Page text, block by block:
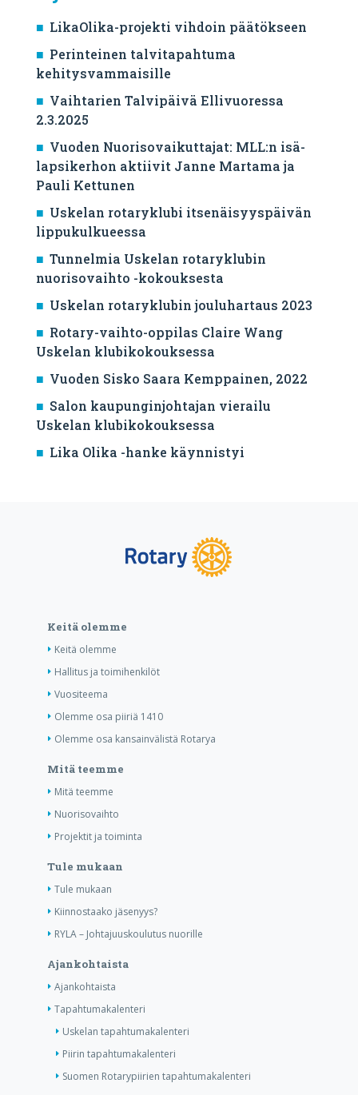
LikaOlika-projekti vihdoin päätökseen
Perinteinen talvitapahtuma
kehitysvammaisille
Vaihtarien Talvipäivä Ellivuoressa
2.3.2025
Vuoden Nuorisovaikuttajat: MLL:n isä-
lapsikerhon aktiivit Janne Martama ja
Pauli Kettunen
Uskelan rotaryklubi itsenäisyyspäivän
lippukulkueessa
Tunnelmia Uskelan rotaryklubin
nuorisovaihto -kokouksesta
Uskelan rotaryklubin jouluhartaus 2023
Rotary-vaihto-oppilas Claire Wang
Uskelan klubikokouksessa
Vuoden Sisko Saara Kemppainen, 2022
Salon kaupunginjohtajan vierailu
Uskelan klubikokouksessa
Lika Olika -hanke käynnistyi
Keitä olemme
Keitä olemme
Hallitus ja toimihenkilöt
Vuositeema
Olemme osa piiriä 1410
Olemme osa kansainvälistä Rotarya
Mitä teemme
Mitä teemme
Nuorisovaihto
Projektit ja toiminta
Tule mukaan
Tule mukaan
Kiinnostaako jäsenyys?
RYLA – Johtajuuskoulutus nuorille
Ajankohtaista
Ajankohtaista
Tapahtumakalenteri
Uskelan tapahtumakalenteri
Piirin tapahtumakalenteri
Suomen Rotarypiirien tapahtumakalenteri